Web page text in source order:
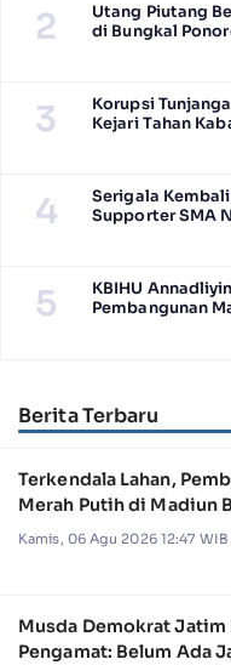
2
Utang Piutang
di Bungkal
3
Korupsi
Kejari Tahan
4
Serigala
Supporter SMA
5
KBIHU
Pembangunan
Berita Terbaru
Terkendala Lahan,
Merah Putih di Madiun
Kamis, 06 Agu 2026 12:47 WIB
Musda Demokrat Jatim
Pengamat: Belum Ada